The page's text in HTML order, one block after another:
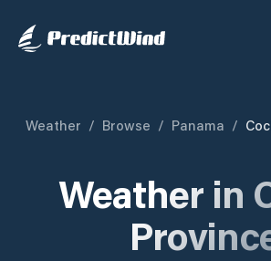
Weather / Browse / Panama /
Weather in